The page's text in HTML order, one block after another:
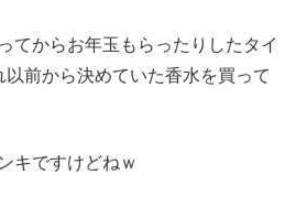
てからお年玉もらったりしたタイ
以前から決めていた香水を買って
キですけどねｗ